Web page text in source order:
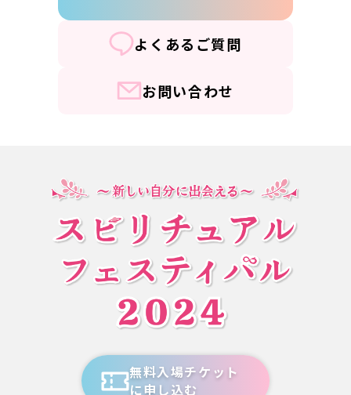
よくあるご質問
お問い合わせ
無料入場チケット
に申し込む